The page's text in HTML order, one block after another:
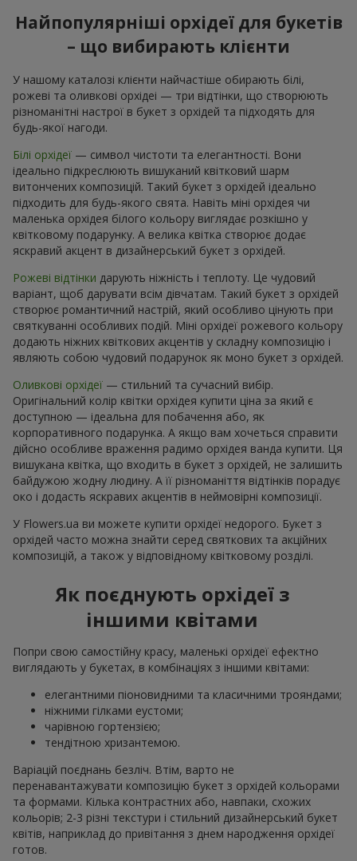
Найпопулярніші орхідеї для букетів
– що вибирають клієнти
У нашому каталозі клієнти найчастіше обирають білі,
рожеві та оливкові орхідеі — три відтінки, що створюють
різноманітні настрої в букет з орхідей та підходять для
будь-якої нагоди.
Білі орхідеї — символ чистоти та елегантності. Вони
ідеально підкреслюють вишуканий квітковий шарм
витончених композицій. Такий букет з орхідей ідеально
підходить для будь-якого свята. Навіть міні орхідея чи
маленька орхідея білого кольору виглядає розкішно у
квітковому подарунку. А велика квітка створює додає
яскравий акцент в дизайнерський букет з орхідей.
Рожеві відтінки дарують ніжність і теплоту. Це чудовий
варіант, щоб дарувати всім дівчатам. Такий букет з орхідей
створює романтичний настрій, який особливо цінують при
святкуванні особливих подій. Міні орхідеї рожевого кольору
додають ніжних квіткових акцентів у складну композицію і
являють собою чудовий подарунок як моно букет з орхідей.
Оливкові орхідеї — стильний та сучасний вибір.
Оригінальний колір квітки орхідея купити ціна за який є
доступною — ідеальна для побачення або, як
корпоративного подарунка. А якщо вам хочеться справити
дійсно особливе враження радимо орхідея ванда купити. Ця
вишукана квітка, що входить в букет з орхідей, не залишить
байдужою жодну людину. А її різноманіття відтінків порадує
око і додасть яскравих акцентів в неймовірні композиції.
У Flowers.ua ви можете купити орхідеї недорого. Букет з
орхідей часто можна знайти серед святкових та акційних
композицій, а також у відповідному квітковому розділі.
Як поєднують орхідеї з
іншими квітами
Попри свою самостійну красу, маленькі орхідеї ефектно
виглядають у букетах, в комбінаціях з іншими квітами:
елегантними піоновидними та класичними трояндами;
ніжними гілками еустоми;
чарівною гортензією;
тендітною хризантемою.
Варіацій поєднань безліч. Втім, варто не
перенавантажувати композицію букет з орхідей кольорами
та формами. Кілька контрастних або, навпаки, схожих
кольорів; 2-3 різні текстури і стильний дизайнерський букет
квітів, наприклад до привітання з днем народження орхідеї
готов.